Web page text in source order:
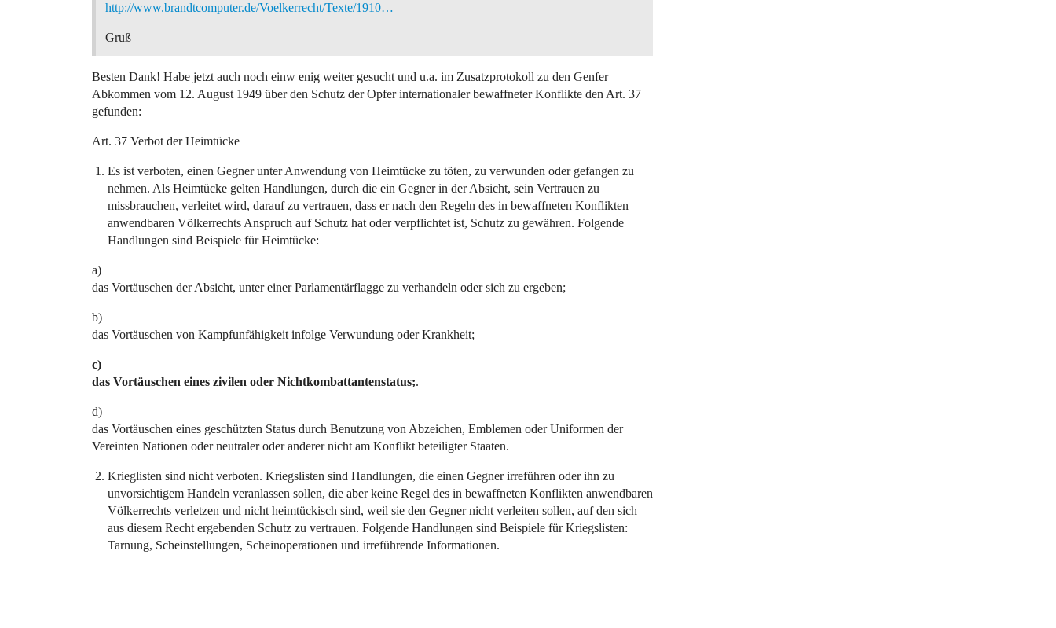
http://www.brandtcomputer.de/Voelkerrecht/Texte/1910…
Gruß
Besten Dank! Habe jetzt auch noch einw enig weiter gesucht und u.a. im Zusatzprotokoll zu den Genfer
Abkommen vom 12. August 1949 über den Schutz der Opfer internationaler bewaffneter Konflikte den Art. 37
gefunden:
Art. 37 Verbot der Heimtücke
Es ist verboten, einen Gegner unter Anwendung von Heimtücke zu töten, zu verwunden oder gefangen zu
nehmen. Als Heimtücke gelten Handlungen, durch die ein Gegner in der Absicht, sein Vertrauen zu
missbrauchen, verleitet wird, darauf zu vertrauen, dass er nach den Regeln des in bewaffneten Konflikten
anwendbaren Völkerrechts Anspruch auf Schutz hat oder verpflichtet ist, Schutz zu gewähren. Folgende
Handlungen sind Beispiele für Heimtücke:
a)
das Vortäuschen der Absicht, unter einer Parlamentärflagge zu verhandeln oder sich zu ergeben;
b)
das Vortäuschen von Kampfunfähigkeit infolge Verwundung oder Krankheit;
c)
das Vortäuschen eines zivilen oder Nichtkombattantenstatus;.
d)
das Vortäuschen eines geschützten Status durch Benutzung von Abzeichen, Emblemen oder Uniformen der
Vereinten Nationen oder neutraler oder anderer nicht am Konflikt beteiligter Staaten.
Krieglisten sind nicht verboten. Kriegslisten sind Handlungen, die einen Gegner irreführen oder ihn zu
unvorsichtigem Handeln veranlassen sollen, die aber keine Regel des in bewaffneten Konflikten anwendbaren
Völkerrechts verletzen und nicht heimtückisch sind, weil sie den Gegner nicht verleiten sollen, auf den sich
aus diesem Recht ergebenden Schutz zu vertrauen. Folgende Handlungen sind Beispiele für Kriegslisten:
Tarnung, Scheinstellungen, Scheinoperationen und irreführende Informationen.